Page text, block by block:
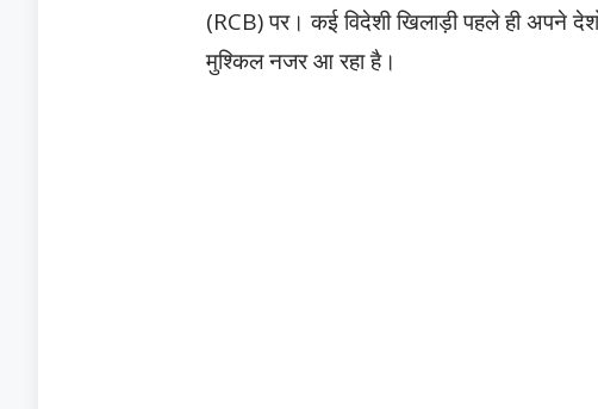
(RCB) पर। कई विदेशी खिलाड़ी पहले ही अपने
मुश्किल नजर आ रहा है।